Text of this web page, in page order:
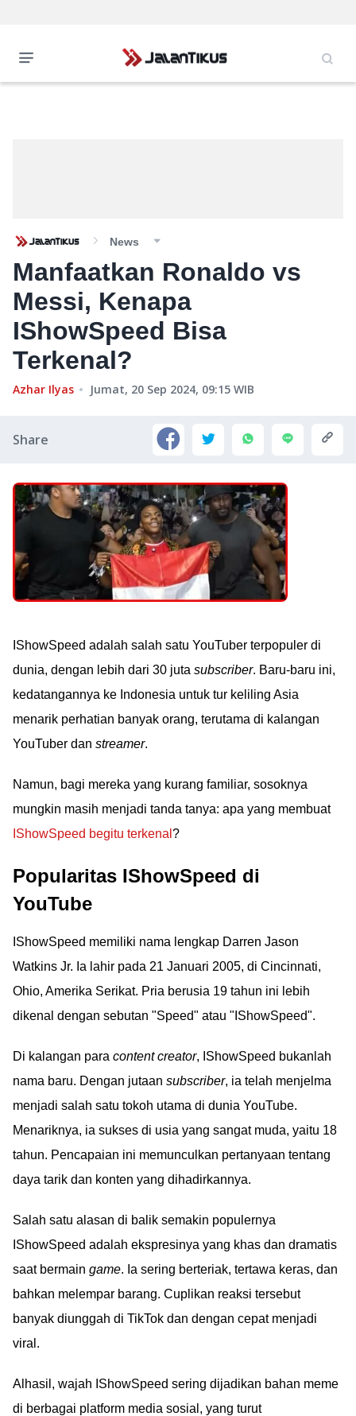
News
Manfaatkan Ronaldo vs
Messi, Kenapa
IShowSpeed Bisa
Terkenal?
Azhar Ilyas Jumat, 20 Sep 2024, 09:15 WIB
Share
IShowSpeed adalah salah satu YouTuber terpopuler di
dunia, dengan lebih dari 30 juta subscriber. Baru-baru ini,
kedatangannya ke Indonesia untuk tur keliling Asia
menarik perhatian banyak orang, terutama di kalangan
YouTuber dan streamer.
Namun, bagi mereka yang kurang familiar, sosoknya
mungkin masih menjadi tanda tanya: apa yang membuat
IShowSpeed begitu terkenal ?
Popularitas IShowSpeed di
YouTube
IShowSpeed memiliki nama lengkap Darren Jason
Watkins Jr. Ia lahir pada 21 Januari 2005, di Cincinnati,
Ohio, Amerika Serikat. Pria berusia 19 tahun ini lebih
dikenal dengan sebutan "Speed" atau "IShowSpeed".
Di kalangan para content creator, IShowSpeed bukanlah
nama baru. Dengan jutaan subscriber, ia telah menjelma
menjadi salah satu tokoh utama di dunia YouTube.
Menariknya, ia sukses di usia yang sangat muda, yaitu 18
tahun. Pencapaian ini memunculkan pertanyaan tentang
daya tarik dan konten yang dihadirkannya.
Salah satu alasan di balik semakin populernya
IShowSpeed adalah ekspresinya yang khas dan dramatis
saat bermain game. Ia sering berteriak, tertawa keras, dan
bahkan melempar barang. Cuplikan reaksi tersebut
banyak diunggah di TikTok dan dengan cepat menjadi
viral.
Alhasil, wajah IShowSpeed sering dijadikan bahan meme
di berbagai platform media sosial, yang turut